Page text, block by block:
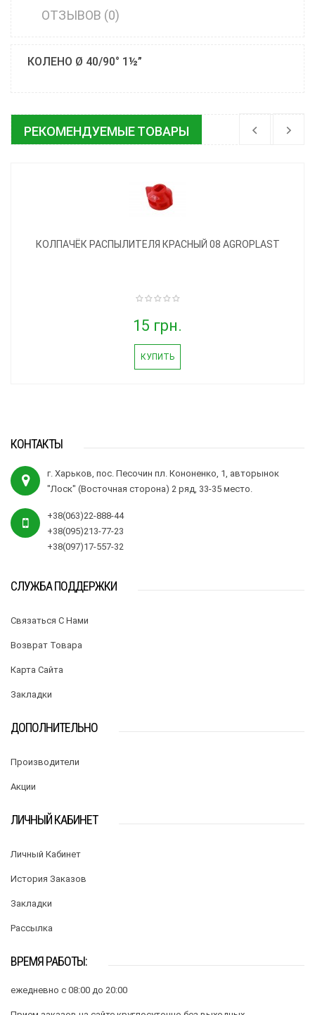
ОТЗЫВОВ (0)
КОЛЕНО Ø 40/90° 1½”
РЕКОМЕНДУЕМЫЕ ТОВАРЫ
КОЛПАЧЁК РАСПЫЛИТЕЛЯ КРАСНЫЙ 08 AGROPLAST
15 грн.
КУПИТЬ
КОНТАКТЫ
г. Харьков, пос. Песочин пл. Кононенко, 1, авторынок
"Лоск" (Восточная сторона) 2 ряд, 33-35 место.
+38(063)22-888-44
+38(095)213-77-23
+38(097)17-557-32
СЛУЖБА ПОДДЕРЖКИ
Связаться С Нами
Возврат Товара
Карта Сайта
Закладки
ДОПОЛНИТЕЛЬНО
Производители
Акции
ЛИЧНЫЙ КАБИНЕТ
Личный Кабинет
История Заказов
Закладки
Рассылка
ВРЕМЯ РАБОТЫ:
ежедневно с 08:00 до 20:00